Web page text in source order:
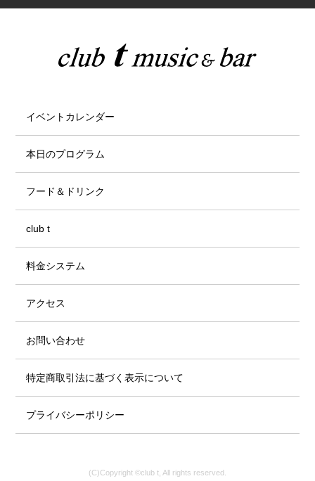
イベントカレンダー
本日のプログラム
フード＆ドリンク
club t
料金システム
アクセス
お問い合わせ
特定商取引法に基づく表示について
プライバシーポリシー
(C)Copyright ©club t, All rights reserved.